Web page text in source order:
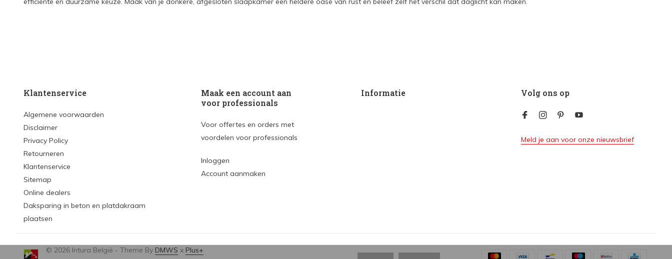
Klantenservice
Algemene voorwaarden
Disclaimer
Privacy Policy
Retourneren
Klantenservice
Sitemap
Online dealers
Daksparing in beton en platdakraam
plaatsen
Maak een account aan
voor professionals
Voor offertes en orders met
voordelen voor professionals
Inloggen
Account aanmaken
Informatie Volg ons op
Meld je aan voor onze nieuwsbrief
© 2026 Intura België - Theme By DMWS x Plus+